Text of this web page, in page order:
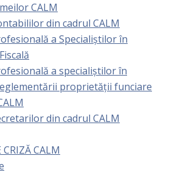
CALM
din cadrul CALM
a Specialiștilor în
a specialiştilor în
proprietăţii funciare
din cadrul CALM
CRIZĂ CALM